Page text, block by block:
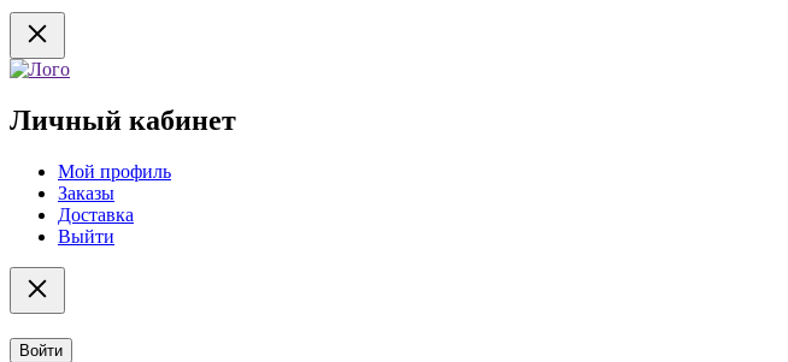
Личный кабинет
Мой профиль
Заказы
Доставка
Выйти
Войти